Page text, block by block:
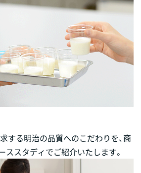
求する明治の品質へのこだわりを、商
ススタディでご紹介いたします。